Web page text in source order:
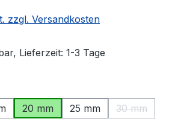
zzgl. Versandkosten
Lieferzeit: 1-3 Tage
20 mm 25 mm 30 mm
(Diese